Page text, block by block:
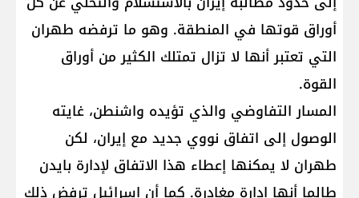
أوراق قوتها في المنطقة. وهو ما ترفضه طهران
التي تعتبر أنها لا تزال تمتلك الكثير من أوراق
القوة.
المسار التفاوضي والذي تؤيده واشنطن، غايته
الوصول إلى اتفاق نووي جديد مع إيران، لكن
طهران لا يمكنها إعطاء هذا الاتفاق لإدارة بايدن
طالما أنها إدارة مغادرة. كما أن إسرائيل ترفض ذلك